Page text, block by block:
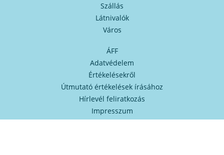
Szállás
Látnivalók
Város
ÁFF
Adatvédelem
Értékelésekről
Útmutató értékelések írásához
Hírlevél feliratkozás
Impresszum